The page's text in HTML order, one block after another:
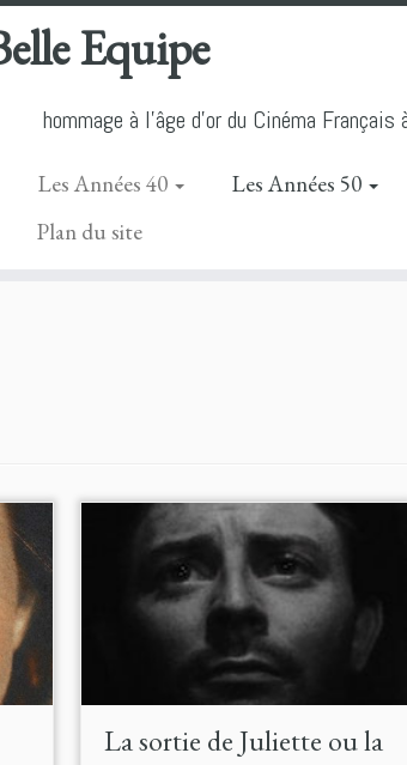
Equipe
hommage à l'âge d'or du Cinéma
Les Années 40
Les Années 50
Plan du site
La sortie de Juliette ou la